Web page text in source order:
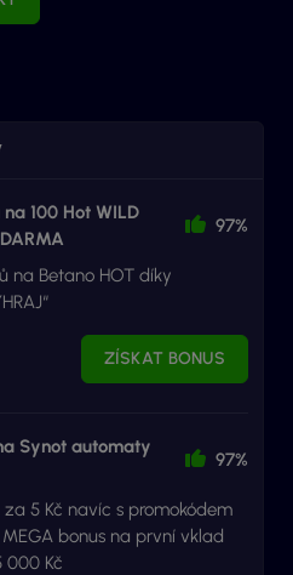
100 Hot WILD
97%
na Betano HOT díky
ZÍSKAT BONUS
Synot automaty
97%
za 5 Kč navíc s promokódem
MEGA bonus na první vklad
000 Kč